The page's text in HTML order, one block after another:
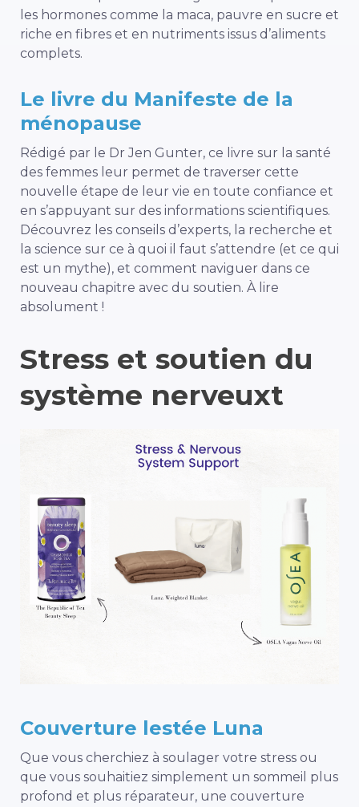
les hormones comme la maca, pauvre en sucre et
riche en fibres et en nutriments issus d’aliments
complets.
Le livre du Manifeste de la
ménopause
Rédigé par le Dr Jen Gunter, ce livre sur la santé
des femmes leur permet de traverser cette
nouvelle étape de leur vie en toute confiance et
en s’appuyant sur des informations scientifiques.
Découvrez les conseils d’experts, la recherche et
la science sur ce à quoi il faut s’attendre (et ce qui
est un mythe), et comment naviguer dans ce
nouveau chapitre avec du soutien. À lire
absolument !
Stress et soutien du
système nerveuxt
Couverture lestée Luna
Que vous cherchiez à soulager votre stress ou
que vous souhaitiez simplement un sommeil plus
profond et plus réparateur, une couverture